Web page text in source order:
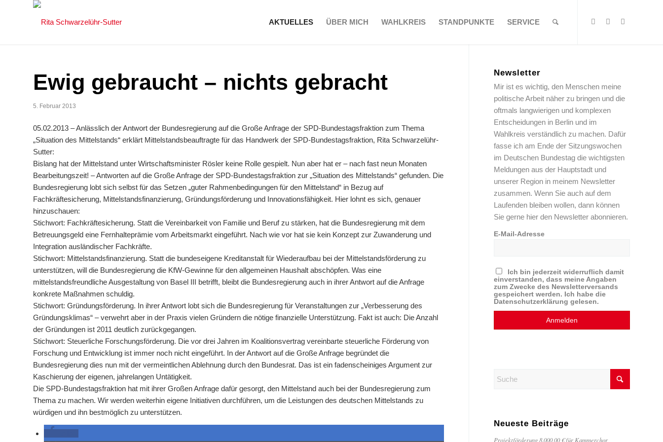
AKTUELLES ÜBER MICH WAHLKREIS STANDPUNKTE SERVICE
Ewig gebraucht – nichts gebracht
5. Februar 2013
05.02.2013 – Anlässlich der Antwort der Bundesregierung auf die Große Anfrage der SPD-Bundestagsfraktion zum Thema
„Situation des Mittelstands“ erklärt Mittelstandsbeauftragte für das Handwerk der SPD-Bundestagsfraktion, Rita Schwarzelühr-
Sutter:
Bislang hat der Mittelstand unter Wirtschaftsminister Rösler keine Rolle gespielt. Nun aber hat er – nach fast neun Monaten
Bearbeitungszeit! – Antworten auf die Große Anfrage der SPD-Bundestagsfraktion zur „Situation des Mittelstands“ gefunden. Die
Bundesregierung lobt sich selbst für das Setzen „guter Rahmenbedingungen für den Mittelstand“ in Bezug auf
Fachkräftesicherung, Mittelstandsfinanzierung, Gründungsförderung und Innovationsfähigkeit. Hier lohnt es sich, genauer
hinzuschauen:
Stichwort: Fachkräftesicherung. Statt die Vereinbarkeit von Familie und Beruf zu stärken, hat die Bundesregierung mit dem
Betreuungsgeld eine Fernhalteprämie vom Arbeitsmarkt eingeführt. Nach wie vor hat sie kein Konzept zur Zuwanderung und
Integration ausländischer Fachkräfte.
Stichwort: Mittelstandsfinanzierung. Statt die bundeseigene Kreditanstalt für Wiederaufbau bei der Mittelstandsförderung zu
unterstützen, will die Bundesregierung die KfW-Gewinne für den allgemeinen Haushalt abschöpfen. Was eine
mittelstandsfreundliche Ausgestaltung von Basel III betrifft, bleibt die Bundesregierung auch in ihrer Antwort auf die Anfrage
konkrete Maßnahmen schuldig.
Stichwort: Gründungsförderung. In ihrer Antwort lobt sich die Bundesregierung für Veranstaltungen zur „Verbesserung des
Gründungsklimas“ – verwehrt aber in der Praxis vielen Gründern die nötige finanzielle Unterstützung. Fakt ist auch: Die Anzahl
der Gründungen ist 2011 deutlich zurückgegangen.
Stichwort: Steuerliche Forschungsförderung. Die vor drei Jahren im Koalitionsvertrag vereinbarte steuerliche Förderung von
Forschung und Entwicklung ist immer noch nicht eingeführt. In der Antwort auf die Große Anfrage begründet die
Bundesregierung dies nun mit der vermeintlichen Ablehnung durch den Bundesrat. Das ist ein fadenscheiniges Argument zur
Kaschierung der eigenen, jahrelangen Untätigkeit.
Die SPD-Bundestagsfraktion hat mit ihrer Großen Anfrage dafür gesorgt, den Mittelstand auch bei der Bundesregierung zum
Thema zu machen. Wir werden weiterhin eigene Initiativen durchführen, um die Leistungen des deutschen Mittelstands zu
würdigen und ihn bestmöglich zu unterstützen.
Newsletter
Mir ist es wichtig, den Menschen meine
politische Arbeit näher zu bringen und die
oftmals langwierigen und komplexen
Entscheidungen in Berlin und im
Wahlkreis verständlich zu machen. Dafür
fasse ich am Ende der Sitzungswochen
im Deutschen Bundestag die wichtigsten
Meldungen aus der Hauptstadt und
unserer Region in meinem Newsletter
zusammen. Wenn Sie auch auf dem
Laufenden bleiben wollen, dann können
Sie gerne hier den Newsletter abonnieren.
E-Mail-Adresse
Ich bin jederzeit widerruflich damit
einverstanden, dass meine Angaben
zum Zwecke des Newsletterversands
gespeichert werden. Ich habe die
Datenschutzerklärung gelesen.
Neueste Beiträge
Projektförderung 8.000,00 € für Kammerchor